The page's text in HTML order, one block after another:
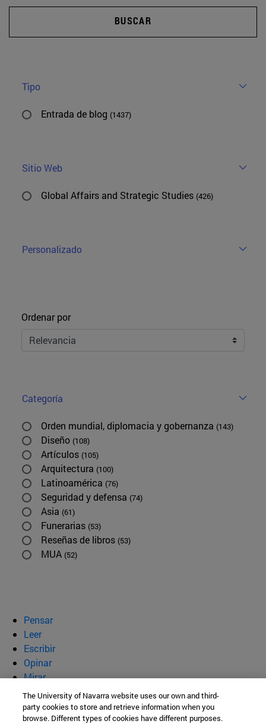
BUSCAR
Tipo
Entrada de blog (1437)
Sitio Web
Global Affairs and Strategic Studies (426)
Personalizado
Ordenar
Ordenar por
Categoría
Orden mundial, diplomacia y gobernanza (143)
Diseño (108)
Artículos (105)
Arquitectura (100)
Latinoamérica (76)
Seguridad y defensa (74)
Asia (61)
Funerarias (53)
Reseñas de libros (53)
MUA (52)
Pensar
Leer
Escribir
Opinar
Mirar
Quiénes somos
BeBrave
The University of Navarra website uses our own and third-
party cookies to store and retrieve information when you
browse. Different types of cookies have different purposes.